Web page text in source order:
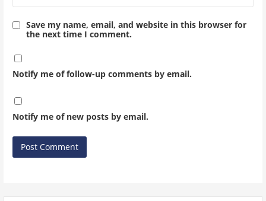
Save my name, email, and website in this browser for
the next time I comment.
Notify me of follow-up comments by email.
Notify me of new posts by email.